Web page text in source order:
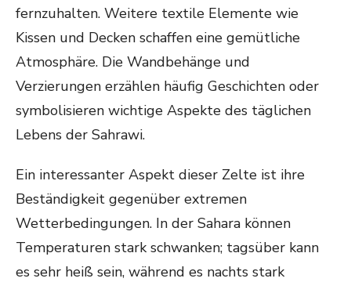
fernzuhalten. Weitere textile Elemente wie
Kissen und Decken schaffen eine gemütliche
Atmosphäre. Die Wandbehänge und
Verzierungen erzählen häufig Geschichten oder
symbolisieren wichtige Aspekte des täglichen
Lebens der Sahrawi.
Ein interessanter Aspekt dieser Zelte ist ihre
Beständigkeit gegenüber extremen
Wetterbedingungen. In der Sahara können
Temperaturen stark schwanken; tagsüber kann
es sehr heiß sein, während es nachts stark